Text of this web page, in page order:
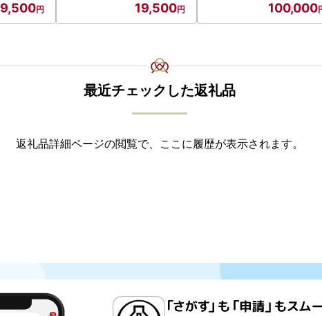
9,500 19,500 100,000
最近チェックした返礼品
返礼品詳細ページの閲覧で、ここに履歴が表示されます。